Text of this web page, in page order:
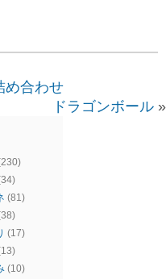
め合わせ
ドラゴンボール »
(81)
(17)
(10)